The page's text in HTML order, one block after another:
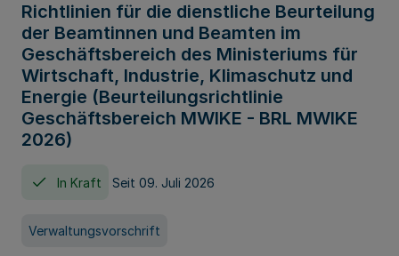
Richtlinien für die dienstliche Beurteilung
der Beamtinnen und Beamten im
Geschäftsbereich des Ministeriums für
Wirtschaft, Industrie, Klimaschutz und
Energie (Beurteilungsrichtlinie
Geschäftsbereich MWIKE - BRL MWIKE
2026)
In Kraft Seit 09. Juli 2026
Verwaltungsvorschrift